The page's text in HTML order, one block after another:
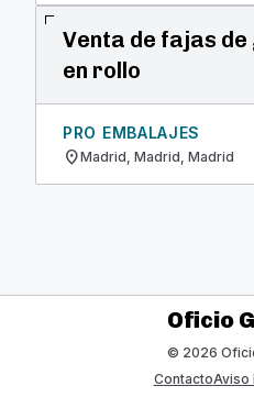
Venta de fajas
en rollo
PRO EMBALAJES
location_onMadrid, Madrid, Madrid
Oficio
© 2026
ContactoAviso